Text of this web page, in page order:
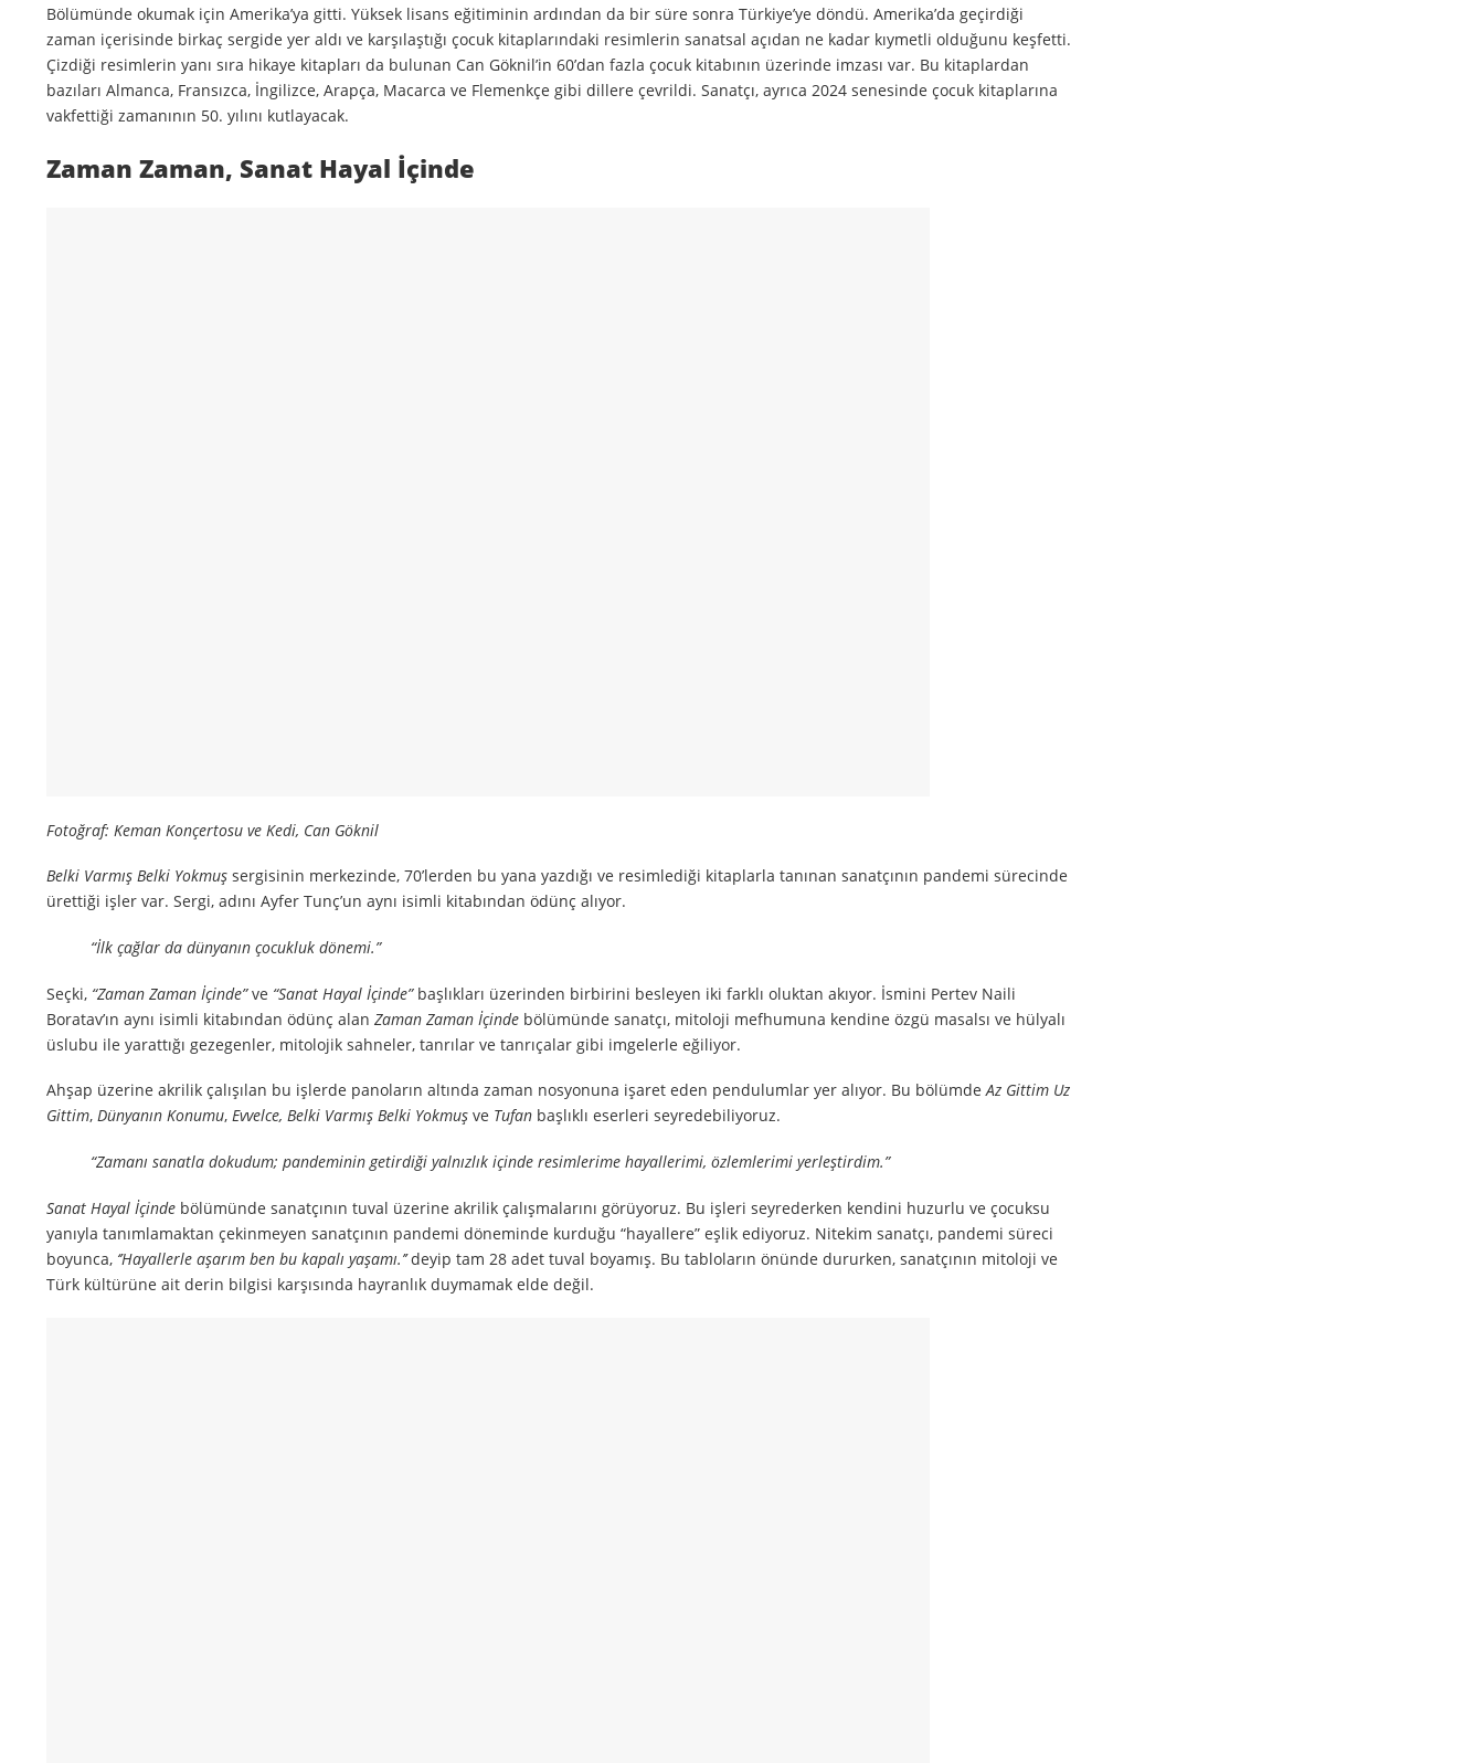
Bölümünde okumak için Amerika’ya gitti. Yüksek lisans eğitiminin ardından da bir süre sonra Türkiye’ye döndü. Amerika’da geçirdiği
zaman içerisinde birkaç sergide yer aldı ve karşılaştığı çocuk kitaplarındaki resimlerin sanatsal açıdan ne kadar kıymetli olduğunu keşfetti.
Çizdiği resimlerin yanı sıra hikaye kitapları da bulunan Can Göknil’in 60’dan fazla çocuk kitabının üzerinde imzası var. Bu kitaplardan
bazıları Almanca, Fransızca, İngilizce, Arapça, Macarca ve Flemenkçe gibi dillere çevrildi. Sanatçı, ayrıca 2024 senesinde çocuk kitaplarına
vakfettiği zamanının 50. yılını kutlayacak.
Zaman Zaman, Sanat Hayal İçinde
Fotoğraf: Keman Konçertosu ve Kedi, Can Göknil
Belki Varmış Belki Yokmuş sergisinin merkezinde, 70’lerden bu yana yazdığı ve resimlediği kitaplarla tanınan sanatçının pandemi sürecinde
ürettiği işler var. Sergi, adını Ayfer Tunç’un aynı isimli kitabından ödünç alıyor.
“İlk çağlar da dünyanın çocukluk dönemi.”
Seçki, “Zaman Zaman İçinde”ve “Sanat Hayal İçinde”başlıkları üzerinden birbirini besleyen iki farklı oluktan akıyor. İsmini Pertev Naili
Boratav’ın aynı isimli kitabından ödünç alan Zaman Zaman İçinde bölümünde sanatçı, mitoloji mefhumuna kendine özgü masalsı ve hülyalı
üslubu ile yarattığı gezegenler, mitolojik sahneler, tanrılar ve tanrıçalar gibi imgelerle eğiliyor.
Ahşap üzerine akrilik çalışılan bu işlerde panoların altında zaman nosyonuna işaret eden pendulumlar yer alıyor. Bu bölümdeAz Gittim Uz
Gittim, Dünyanın Konumu, Evvelce, Belki Varmış Belki Yokmuş ve Tufan başlıklı eserleri seyredebiliyoruz.
“Zamanı sanatla dokudum; pandeminin getirdiği yalnızlık içinde resimlerime hayallerimi, özlemlerimi yerleştirdim.”
Sanat Hayal İçinde bölümünde sanatçının tuval üzerine akrilik çalışmalarını görüyoruz. Bu işleri seyrederken kendini huzurlu ve çocuksu
yanıyla tanımlamaktan çekinmeyen sanatçının pandemi döneminde kurduğu “hayallere” eşlik ediyoruz. Nitekim sanatçı, pandemi süreci
boyunca, ‘’Hayallerle aşarım ben bu kapalı yaşamı.’’deyip tam 28 adet tuval boyamış. Bu tabloların önünde dururken, sanatçının mitoloji ve
Türk kültürüne ait derin bilgisi karşısında hayranlık duymamak elde değil.